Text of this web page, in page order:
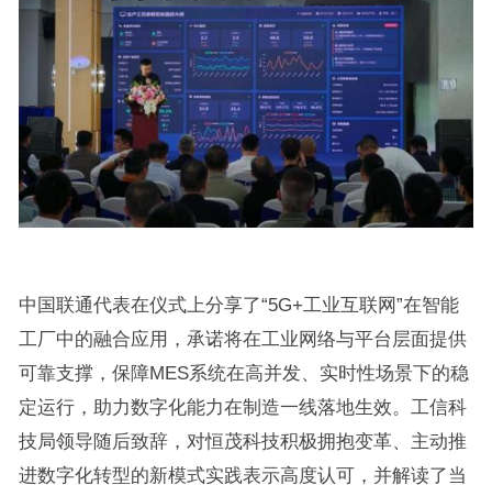
中国联通代表在仪式上分享了“5G+工业互联网”在智能
工厂中的融合应用，承诺将在工业网络与平台层面提供
可靠支撑，保障MES系统在高并发、实时性场景下的稳
定运行，助力数字化能力在制造一线落地生效。工信科
技局领导随后致辞，对恒茂科技积极拥抱变革、主动推
进数字化转型的新模式实践表示高度认可，并解读了当